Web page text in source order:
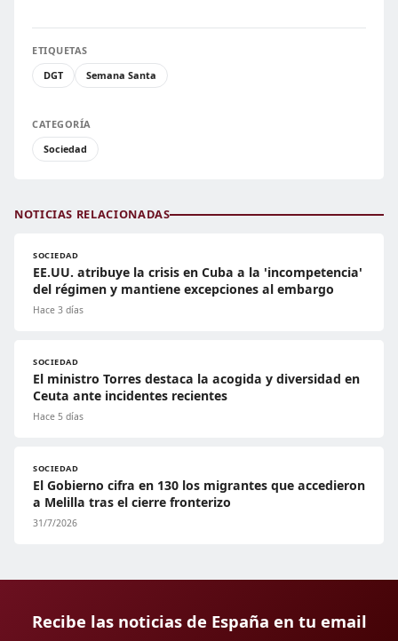
ETIQUETAS
DGT
Semana Santa
CATEGORÍA
Sociedad
NOTICIAS RELACIONADAS
SOCIEDAD
EE.UU. atribuye la crisis en Cuba a la 'incompetencia'
del régimen y mantiene excepciones al embargo
Hace 3 días
SOCIEDAD
El ministro Torres destaca la acogida y diversidad en
Ceuta ante incidentes recientes
Hace 5 días
SOCIEDAD
El Gobierno cifra en 130 los migrantes que accedieron
a Melilla tras el cierre fronterizo
31/7/2026
Recibe las noticias de España en tu email